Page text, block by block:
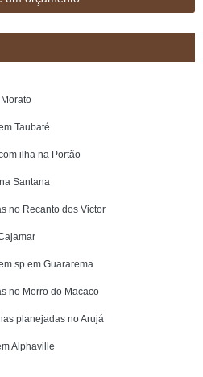
Taubaté
ilha na Portão
Santana
no Recanto dos Victor
sp em Guararema
no Morro do Macaco
planejadas no Arujá
Alphaville